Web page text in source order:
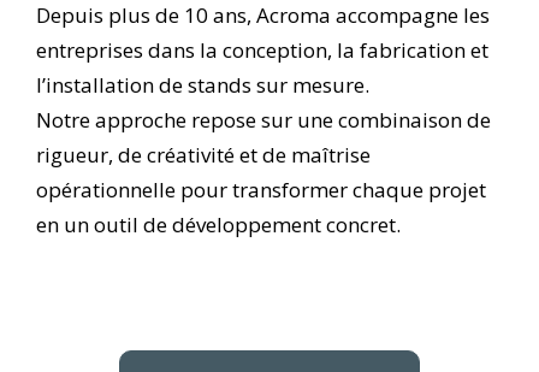
Depuis plus de 10 ans, Acroma accompagne les
entreprises dans la conception, la fabrication et
l’installation de stands sur mesure.
Notre approche repose sur une combinaison de
rigueur, de créativité et de maîtrise
opérationnelle pour transformer chaque projet
en un outil de développement concret.